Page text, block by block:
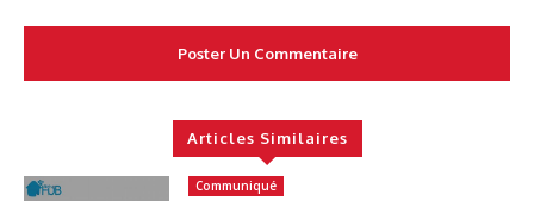
Articles Similaires
Communiqué